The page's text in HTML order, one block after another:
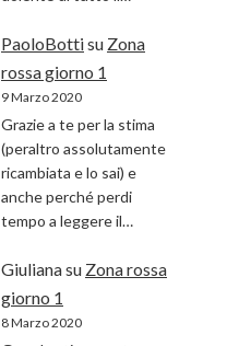
PaoloBottisu Zona
rossa giorno 1
9 Marzo 2020
Grazie a te per la stima
(peraltro assolutamente
ricambiata e lo sai) e
anche perché perdi
tempo a leggere il…
Giulianasu Zona rossa
giorno 1
8 Marzo 2020